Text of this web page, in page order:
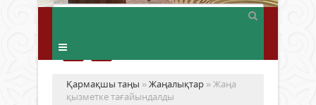
Қармақшы таңы »Жаңалықтар » Жаңа
қызметке тағайындалды